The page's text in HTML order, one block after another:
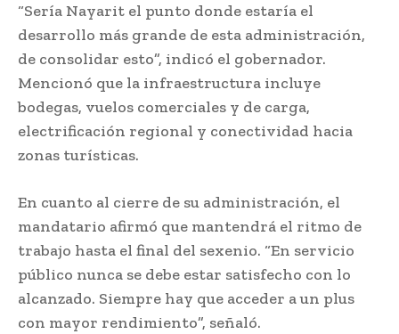
“Sería Nayarit el punto donde estaría el
desarrollo más grande de esta administración,
de consolidar esto”, indicó el gobernador.
Mencionó que la infraestructura incluye
bodegas, vuelos comerciales y de carga,
electrificación regional y conectividad hacia
zonas turísticas.
En cuanto al cierre de su administración, el
mandatario afirmó que mantendrá el ritmo de
trabajo hasta el final del sexenio. “En servicio
público nunca se debe estar satisfecho con lo
alcanzado. Siempre hay que acceder a un plus
con mayor rendimiento”, señaló.